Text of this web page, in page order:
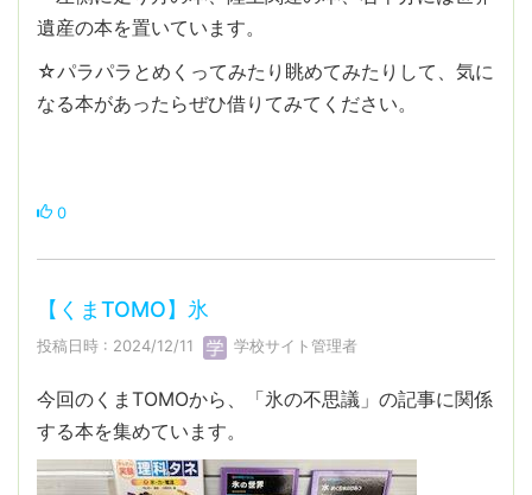
遺産の本を置いています。
☆パラパラとめくってみたり眺めてみたりして、気に
なる本があったらぜひ借りてみてください。
0
【くまTOMO】氷
投稿日時 : 2024/12/11 学校サイト管理者
今回のくまTOMOから、「氷の不思議」の記事に関係
する本を集めています。